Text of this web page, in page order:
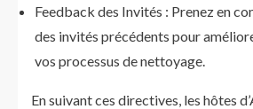
Feedback des Invités : Prenez en
des invités précédents pour
vos processus de nettoyage.
En suivant ces directives, les hôtes